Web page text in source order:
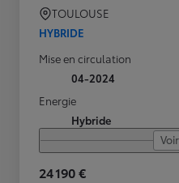
TOULOUSE
HYBRIDE
Mise en circulation
04-2024
Energie
Hybride
24 190 €